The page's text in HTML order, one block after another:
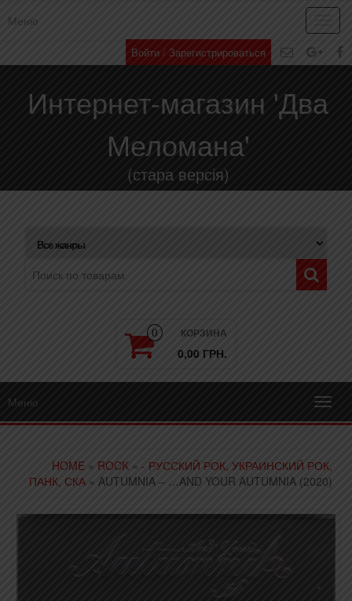
Меню
Войти / Зарегистрироваться
Интернет-магазин 'Два
Меломана'
(стара версія)
0 КОРЗИНА
0,00 ГРН.
Меню
HOME » ROCK » - РУССКИЙ РОК, УКРАИНСКИЙ РОК,
ПАНК, СКА » AUTUMNIA – …AND YOUR AUTUMNIA (2020)